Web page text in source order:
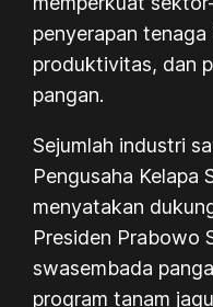
penyerapan
produktivitas, dan
pangan.
Sejumlah industri
Pengusaha Kelapa
menyatakan
Presiden Prabowo
swasembada
program tanam